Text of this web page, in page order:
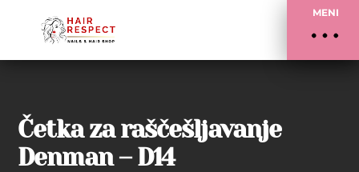
MENI
Četka za raščešljavanje
Denman – D14